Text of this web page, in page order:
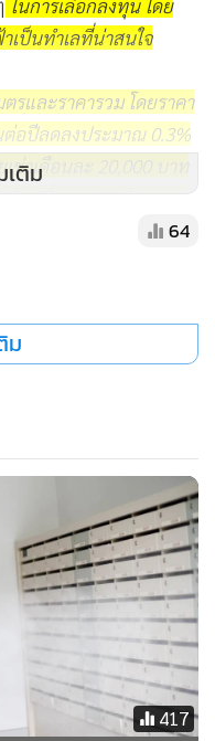
ในการเลือกลงทุน โดย
เป็นทำเลที่น่าสนใจ
รและราคารวม โดยราคา
อปีลดลงประมาณ 0.3%
ช่าเดือนละ 20,000 บาท
ยมที่ราคา 4.2 ล้านบาท
เป็นต้น การลงทุนเท
ไรส่วนต่างราคา
เลือกลงทุนกับโครงการที่
ถถือครองตั้งแต่เริ่มขาย
ามารถขายต่อพร้อมผู้เช่า
นาคต
มที่สามารถขายต่อ หรือมี
ยส่วนใหญ่จะเป็นโครงการ
ดมิเนียมที่ใกล้แหล่งงาน
ธุรกิจใจกลางเมือง หรือ
ที่ชาวต่างชาตินิยมอาศัย
การสูง ทำให้นักลงทุนมี
ยๆ และได้กระแสเงินสด
ติม
64
ม
417